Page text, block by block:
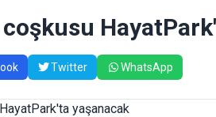
coşkusu
Twitter WhatsApp